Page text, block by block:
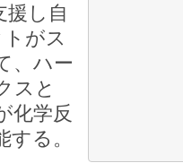
援し自
がス
、ハー
スと
化学反
る。